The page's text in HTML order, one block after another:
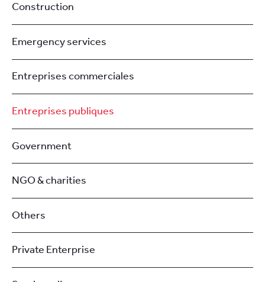
Construction
Emergency services
Entreprises commerciales
Entreprises publiques
Government
NGO & charities
Others
Private Enterprise